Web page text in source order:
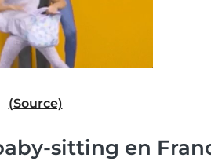
(Source)
sitting en